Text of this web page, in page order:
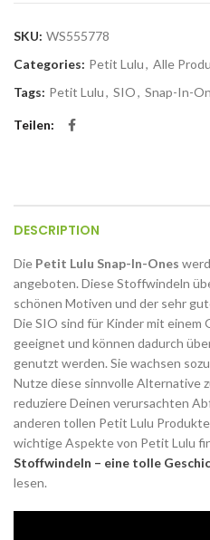
SKU: WS555778
Categories: Petit Lulu, Alle
Tags: Petit Lulu, SIO, Snap-In-
Teilen
DESCRIPTION
Die Petit Lulu Snap-In-Ones
angeboten. Diese Stoffwindeln
schönen Motiven und der sehr
Die SIO sind für Kinder mit einem
geeignet und können dadurch
genutzt werden. Sie wachsen
Nutze diese sinnvolle Alternative
reduziere Deinen verursachten
anderen tollen Petit Lulu
wichtige Aspekte von Petit Lulu
Stoffwindeln – eine tolle
lesen.